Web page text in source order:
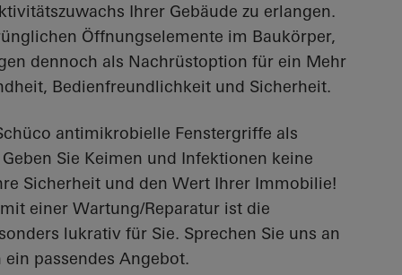
Ihrer Gebäude zu erlangen.
Öffnungselemente im Baukörper,
dennoch als Nachrüstoption für ein Mehr
Bedienfreundlichkeit und Sicherheit.
antimikrobielle Fenstergriffe als
Sie Keimen und Infektionen keine
Sicherheit und den Wert Ihrer Immobilie!
einer Wartung/Reparatur ist die
lukrativ für Sie. Sprechen Sie uns an
passendes Angebot.